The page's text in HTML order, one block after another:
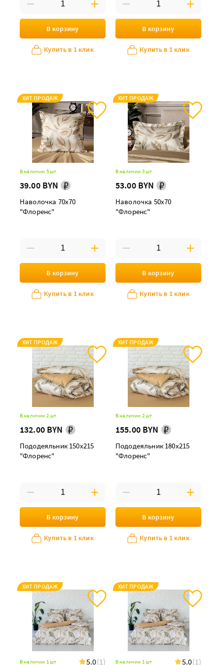
В корзину
Купить в 1 клик
В корзину
Купить в 1 клик
ХИТ ПРОДАЖ
В наличии 5 шт
39.00 BYN
Наволочка 70х70
"Флоренс"
В корзину
Купить в 1 клик
ХИТ ПРОДАЖ
В наличии 3 шт
53.00 BYN
Наволочка 50х70
"Флоренс"
В корзину
Купить в 1 клик
ХИТ ПРОДАЖ
В наличии 2 шт
132.00 BYN
Пододеяльник 150х215
"Флоренс"
В корзину
Купить в 1 клик
ХИТ ПРОДАЖ
В наличии 2 шт
155.00 BYN
Пододеяльник 180х215
"Флоренс"
В корзину
Купить в 1 клик
ХИТ ПРОДАЖ
В наличии 1 шт 5.0(1)
ХИТ ПРОДАЖ
В наличии 1 шт 5.0(1)